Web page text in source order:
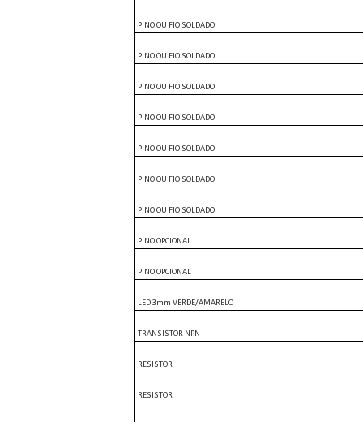
PINO OU FIO SOLDADO
PINO OU FIO SOLDADO
PINO OU FIO SOLDADO
PINO OU FIO SOLDADO
PINO OU FIO SOLDADO
PINO OU FIO SOLDADO
PINO OU FIO SOLDADO
PINO OPCIONAL
PINO OPCIONAL
LED 3mm VERDE/AMARELO
TRANSISTOR NPN
RESISTOR
RESISTOR